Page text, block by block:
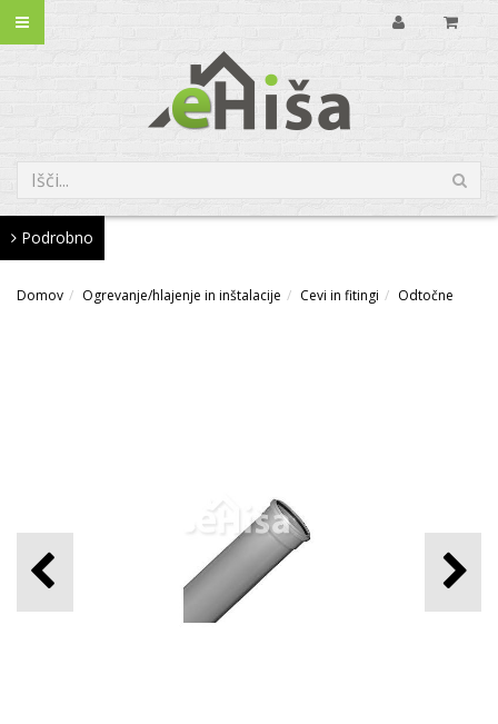
Podrobno
Domov Ogrevanje/hlajenje in inštalacije Cevi in fitingi Odtočne